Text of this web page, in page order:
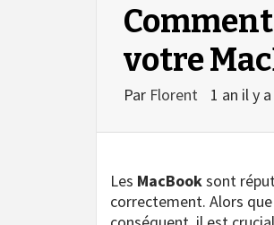
votre
Par Florent 1 an il y a
Les MacBooksont
correctement. Alors